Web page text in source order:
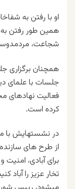
او با رفتن به
همین طور رفتن
شجاعت،
همچنان برگزاری
جلسات با علمای
فعالیت نهادهای
کرده است.
در نشستهایش با
از طرح های
برای آبادی،
تخار عزیز را آباد